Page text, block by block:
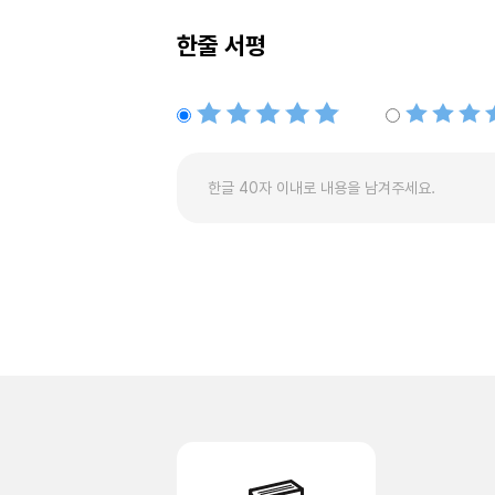
한줄 서평
별점5개 별점4개